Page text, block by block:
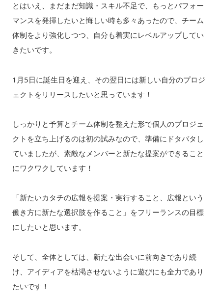
とはいえ、まだまだ知識・スキル不足で、もっとパフォー
マンスを発揮したいと悔しい時も多々あったので、チーム
体制をより強化しつつ、自分も着実にレベルアップしてい
きたいです。
1月5日に誕生日を迎え、その翌日には新しい自分のプロジ
ェクトをリリースしたいと思っています！
しっかりと予算とチーム体制を整えた形で個人のプロジェ
クトを立ち上げるのは初の試みなので、準備にドタバタし
ていましたが、素敵なメンバーと新たな提案ができること
にワクワクしています！
「新たいカタチの広報を提案・実行すること、広報という
働き方に新たな選択肢を作ること」をフリーランスの目標
にしたいと思います。
そして、全体としては、新たな出会いに前向きであり続
け、アイディアを枯渇させないように遊びにも全力であり
たいです！